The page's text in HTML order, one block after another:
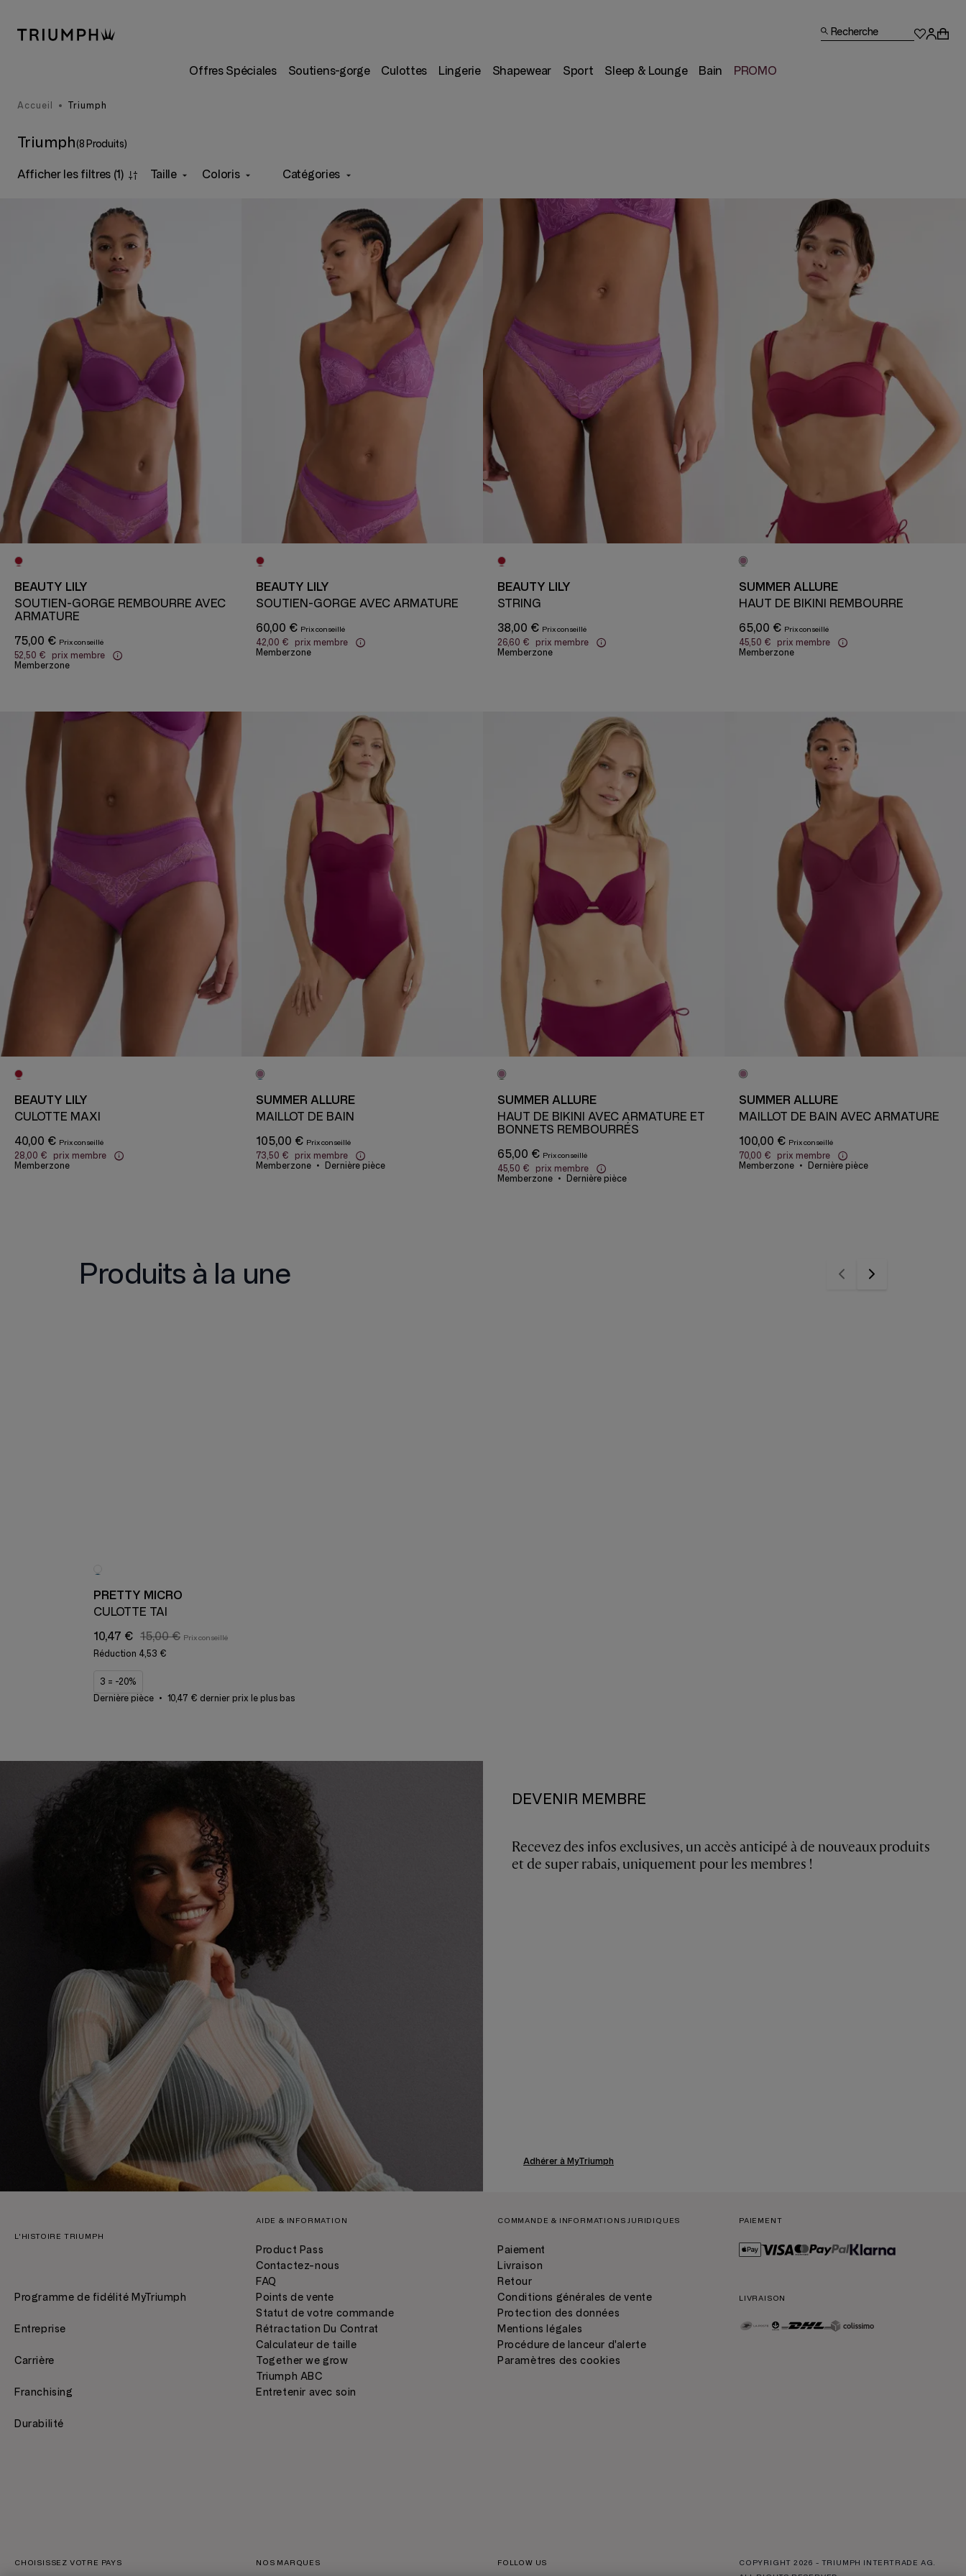
Offres Spéciales Soutiens-gorge Culottes Lingerie Shapewear Sport Sleep & Lounge Bain PROMO
Recherche
Accueil Triumph
Triumph(8 Produits)
Afficher les filtres (1) Taille Coloris Catégories
BEAUTY LILY
SOUTIEN-GORGE REMBOURRÉ AVEC
ARMATURE
75,00 €
52,50 €
prix membre
Memberzone
BEAUTY LILY
SOUTIEN-GORGE AVEC ARMATURE
60,00 €
42,00 €
prix membre
Memberzone
BEAUTY LILY
STRING
38,00 €
26,60 €
prix membre
Memberzone
SUMMER ALLURE
HAUT DE BIKINI REMBOURRÉ
65,00 €
45,50 €
prix membre
Memberzone
BEAUTY LILY
CULOTTE MAXI
40,00 €
28,00 €
prix membre
Memberzone
SUMMER ALLURE
MAILLOT DE BAIN
105,00 €
73,50 €
prix membre
Memberzone
Dernière pièce
SUMMER ALLURE
HAUT DE BIKINI AVEC ARMATURE ET
BONNETS REMBOURRÉS
65,00 €
45,50 €
prix membre
Memberzone
Dernière pièce
SUMMER ALLURE
MAILLOT DE BAIN AVEC ARMATURE
100,00 €
70,00 €
prix membre
Memberzone
Dernière pièce
Produits à la une
PRETTY MICRO
CULOTTE TAI
10,47 € 15,00 €
Réduction 4,53 €
3 = -20%
Dernière pièce
10,47 € dernier prix le plus bas
DEVENIR MEMBRE
Recevez des infos exclusives, un accès anticipé à de nouveaux produits
et de super rabais, uniquement pour les membres !
Adhérer à MyTriumph
NOS MARQUES FOLLOW US
CHOISISSEZ VOTRE PAYS
L'HISTOIRE TRIUMPH
Programme de fidélité MyTriumph
Entreprise
Carrière
Franchising
Durabilité
AIDE & INFORMATION
Product Pass
Contactez-nous
FAQ
Points de vente
Statut de votre commande
Rétractation Du Contrat
Calculateur de taille
Together we grow
Triumph ABC
Entretenir avec soin
COMMANDE & INFORMATIONS JURIDIQUES
Paiement
Livraison
Retour
Conditions générales de vente
Protection des données
Mentions légales
Procédure de lanceur d'alerte
Paramètres des cookies
PAIEMENT
LIVRAISON
COPYRIGHT2026 - TRIUMPH INTERTRADE AG.